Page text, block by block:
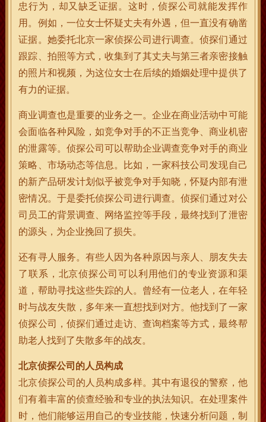
忠行为，却又缺乏证据。这时，侦探公司就能发挥作
用。例如，一位女士怀疑丈夫有外遇，但一直没有确凿
证据。她委托北京一家侦探公司进行调查。侦探们通过
跟踪、拍照等方式，收集到了其丈夫与第三者亲密接触
的照片和视频，为这位女士在后续的婚姻处理中提供了
有力的证据。
商业调查也是重要的业务之一。企业在商业活动中可能
会面临各种风险，如竞争对手的不正当竞争、商业机密
的泄露等。侦探公司可以帮助企业调查竞争对手的商业
策略、市场动态等信息。比如，一家科技公司发现自己
的新产品研发计划似乎被竞争对手知晓，怀疑内部有泄
密情况。于是委托侦探公司进行调查。侦探们通过对公
司员工的背景调查、网络监控等手段，最终找到了泄密
的源头，为企业挽回了损失。
还有寻人服务。有些人因为各种原因与亲人、朋友失去
了联系，北京侦探公司可以利用他们的专业资源和渠
道，帮助寻找这些失踪的人。曾经有一位老人，在年轻
时与战友失散，多年来一直想找到对方。他找到了一家
侦探公司，侦探们通过走访、查询档案等方式，最终帮
助老人找到了失散多年的战友。
北京侦探公司的人员构成
北京侦探公司的人员构成多样。其中有退役的警察，他
们有着丰富的侦查经验和专业的执法知识。在处理案件
时，他们能够运用自己的专业技能，快速分析问题，制